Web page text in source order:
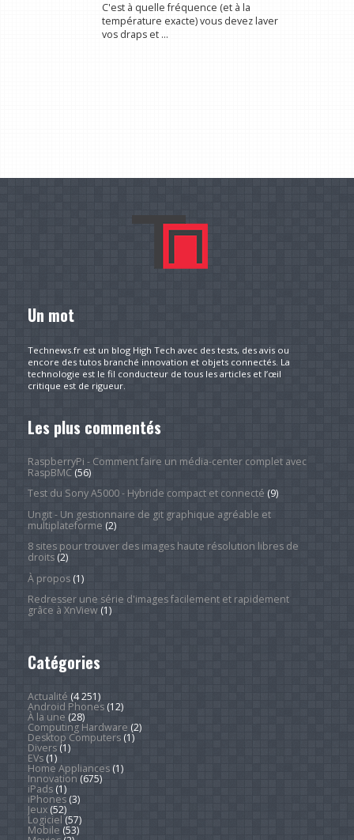
C'est à quelle fréquence (et à la
température exacte) vous devez laver
vos draps et ...
Un mot
Technews.fr est un blog High Tech avec des tests, des avis ou
encore des tutos branché innovation et objets connectés. La
technologie est le fil conducteur de tous les articles et l’œil
critique est de rigueur.
Les plus commentés
RaspberryPi - Comment faire un média-center complet avec
RaspBMC(56)
Test du Sony A5000 - Hybride compact et connecté (9)
Ungit - Un gestionnaire de git graphique agréable et
multiplateforme (2)
8 sites pour trouver des images haute résolution libres de
droits(2)
À propos(1)
Redresser une série d'images facilement et rapidement
grâce à XnView(1)
Catégories
Actualité (4 251)
Android Phones(12)
À la une (28)
Computing Hardware (2)
Desktop Computers(1)
Divers(1)
EVs(1)
Home Appliances(1)
Innovation (675)
iPads(1)
iPhones(3)
Jeux(52)
Logiciel (57)
Mobile (53)